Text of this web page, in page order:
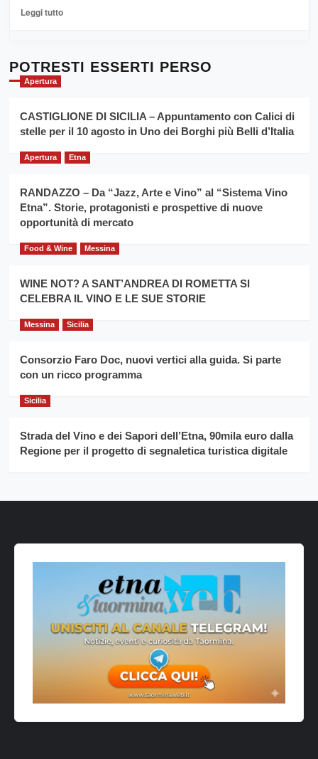
Sicilia
l’
evento
la
filiera
grano
Leggi tuttoLeggi
Cronoscalata
per
il
anno
Franco
Caruso
POTRESTI ESSERTI PERSO
Apertura
CASTIGLIONE DI SICILIA – Appuntamento con Calici di
stelle per il 10 agosto in Uno dei Borghi più Belli d’Italia
Apertura Etna
RANDAZZO – Da “Jazz, Arte e Vino” al “Sistema Vino
Etna”. Storie, protagonisti e prospettive di nuove
opportunità di mercato
Food & Wine Messina
WINE NOT? A SANT’ANDREA DI ROMETTA SI
CELEBRA IL VINO E LE SUE STORIE
Messina Sicilia
Consorzio Faro Doc, nuovi vertici alla guida. Si parte
con un ricco programma
Sicilia
Strada del Vino e dei Sapori dell’Etna, 90mila euro dalla
Regione per il progetto di segnaletica turistica digitale